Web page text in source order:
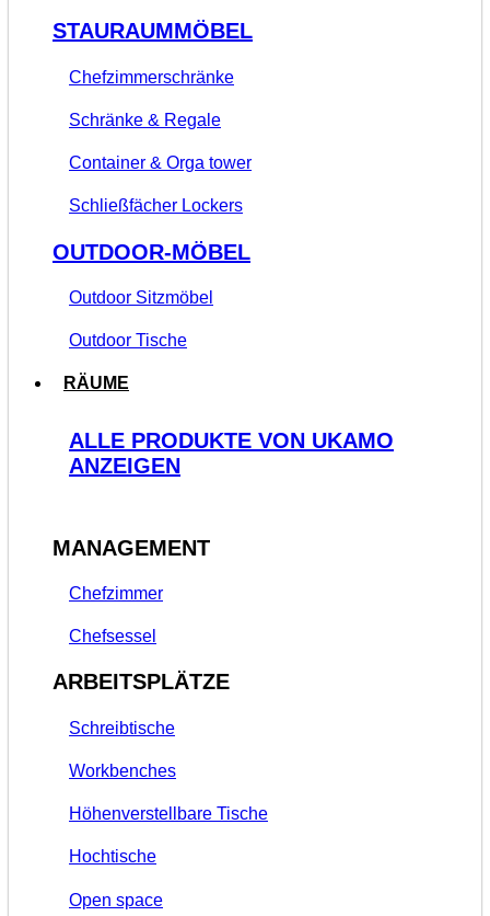
STAURAUMMÖBEL
Chefzimmerschränke
Schränke & Regale
Container & Orga tower
Schließfächer Lockers
OUTDOOR-MÖBEL
Outdoor Sitzmöbel
Outdoor Tische
RÄUME
ALLE PRODUKTE VON UKAMO
ANZEIGEN
MANAGEMENT
Chefzimmer
Chefsessel
ARBEITSPLÄTZE
Schreibtische
Workbenches
Höhenverstellbare Tische
Hochtische
Open space